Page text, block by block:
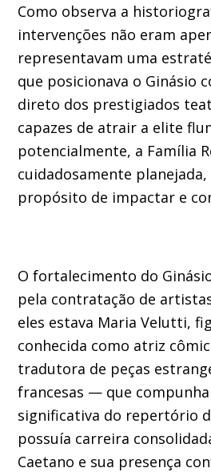
Como observa a
intervenções não eram
representavam uma
que posicionava o Ginásio
direto dos prestigiados
capazes de atrair a elite
potencialmente, a Família
cuidadosamente
propósito de impactar e
O fortalecimento do
pela contratação de
eles estava Maria Velutti,
conhecida como atriz
tradutora de peças
francesas — que
significativa do repertório
possuía carreira
Caetano e sua presença